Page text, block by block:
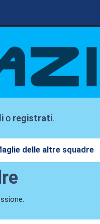
o registrati.
delle altre squadre